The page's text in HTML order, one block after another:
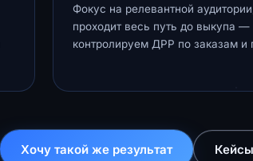
Фокус на релевантной
проходит весь путь до выкупа —
контролируем ДРР по заказам и
Хочу такой же результат